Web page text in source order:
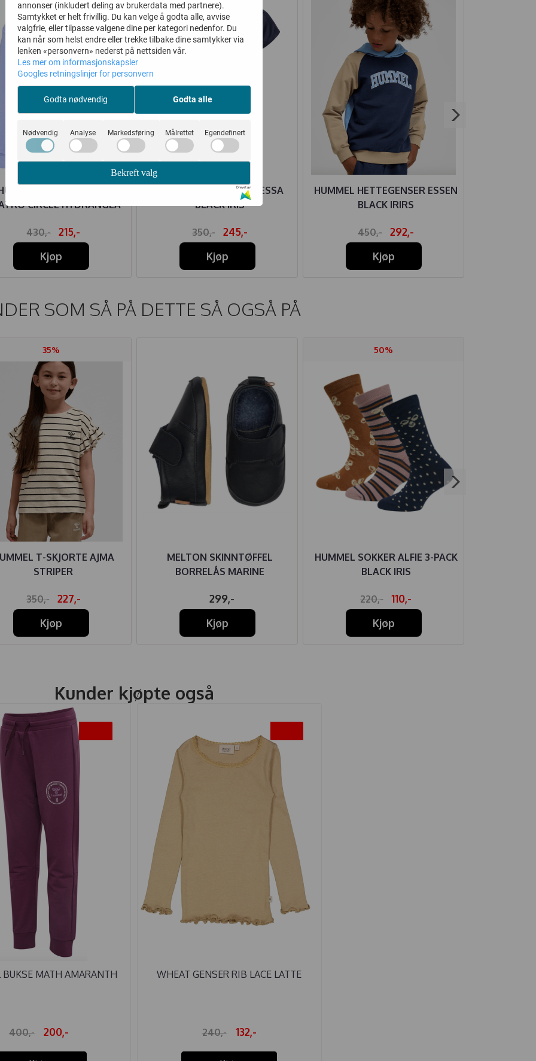
HETTEGENSER
CIRCLE HYDRANGEA
430,-
215,-
Kjøp
HUMMEL T-SKJORTE TESSA
BLACK IRIS
350,-
245,-
Kjøp
HUMMEL HETTEGENSER ESSEN
BLACK IRIRS
450,-
292,-
Kjøp
SOM SÅ PÅ DETTE SÅ OGSÅ PÅ
35%
T-SKJORTE AJMA
STRIPER
350,-
227,-
Kjøp
MELTON SKINNTØFFEL
BORRELÅS MARINE
299,-
Kjøp
50%
HUMMEL SOKKER ALFIE 3-PACK
BLACK IRIS
220,-
110,-
Kjøp
Kunder kjøpte også
MATH AMARANTH
400,- 200,-
WHEAT GENSER RIB LACE LATTE
240,- 132,-
annonser (inkludert deling av brukerdata med partnere).
Samtykket er helt frivillig. Du kan velge å godta alle, avvise
valgfrie, eller tilpasse valgene dine per kategori nedenfor. Du
kan når som helst endre eller trekke tilbake dine samtykker via
lenken «personvern» nederst på nettsiden vår.
Les mer om informasjonskapsler
Googles retningslinjer for personvern
Godta nødvendig Godta alle
Nødvendig Analyse Markedsføring Målrettet Egendefinert
Bekreft valg
Drevet av